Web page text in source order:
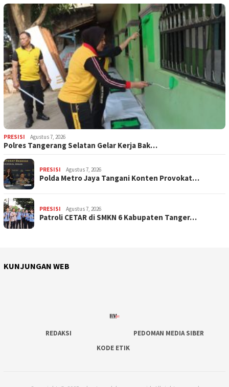
PRESISI Agustus 7, 2026
Polres Tangerang Selatan Gelar Kerja Bak…
PRESISI Agustus 7, 2026
Polda Metro Jaya Tangani Konten Provokat…
PRESISI Agustus 7, 2026
Patroli CETAR di SMKN 6 Kabupaten Tanger…
KUNJUNGAN WEB
REDAKSI
PEDOMAN MEDIA SIBER
KODE ETIK